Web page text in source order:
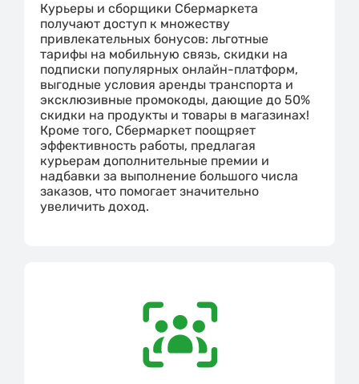
Курьеры и сборщики Сбермаркета
получают доступ к множеству
привлекательных бонусов: льготные
тарифы на мобильную связь, скидки на
подписки популярных онлайн-платформ,
выгодные условия аренды транспорта и
эксклюзивные промокоды, дающие до 50%
скидки на продукты и товары в магазинах!
Кроме того, Сбермаркет поощряет
эффективность работы, предлагая
курьерам дополнительные премии и
надбавки за выполнение большого числа
заказов, что помогает значительно
увеличить доход.